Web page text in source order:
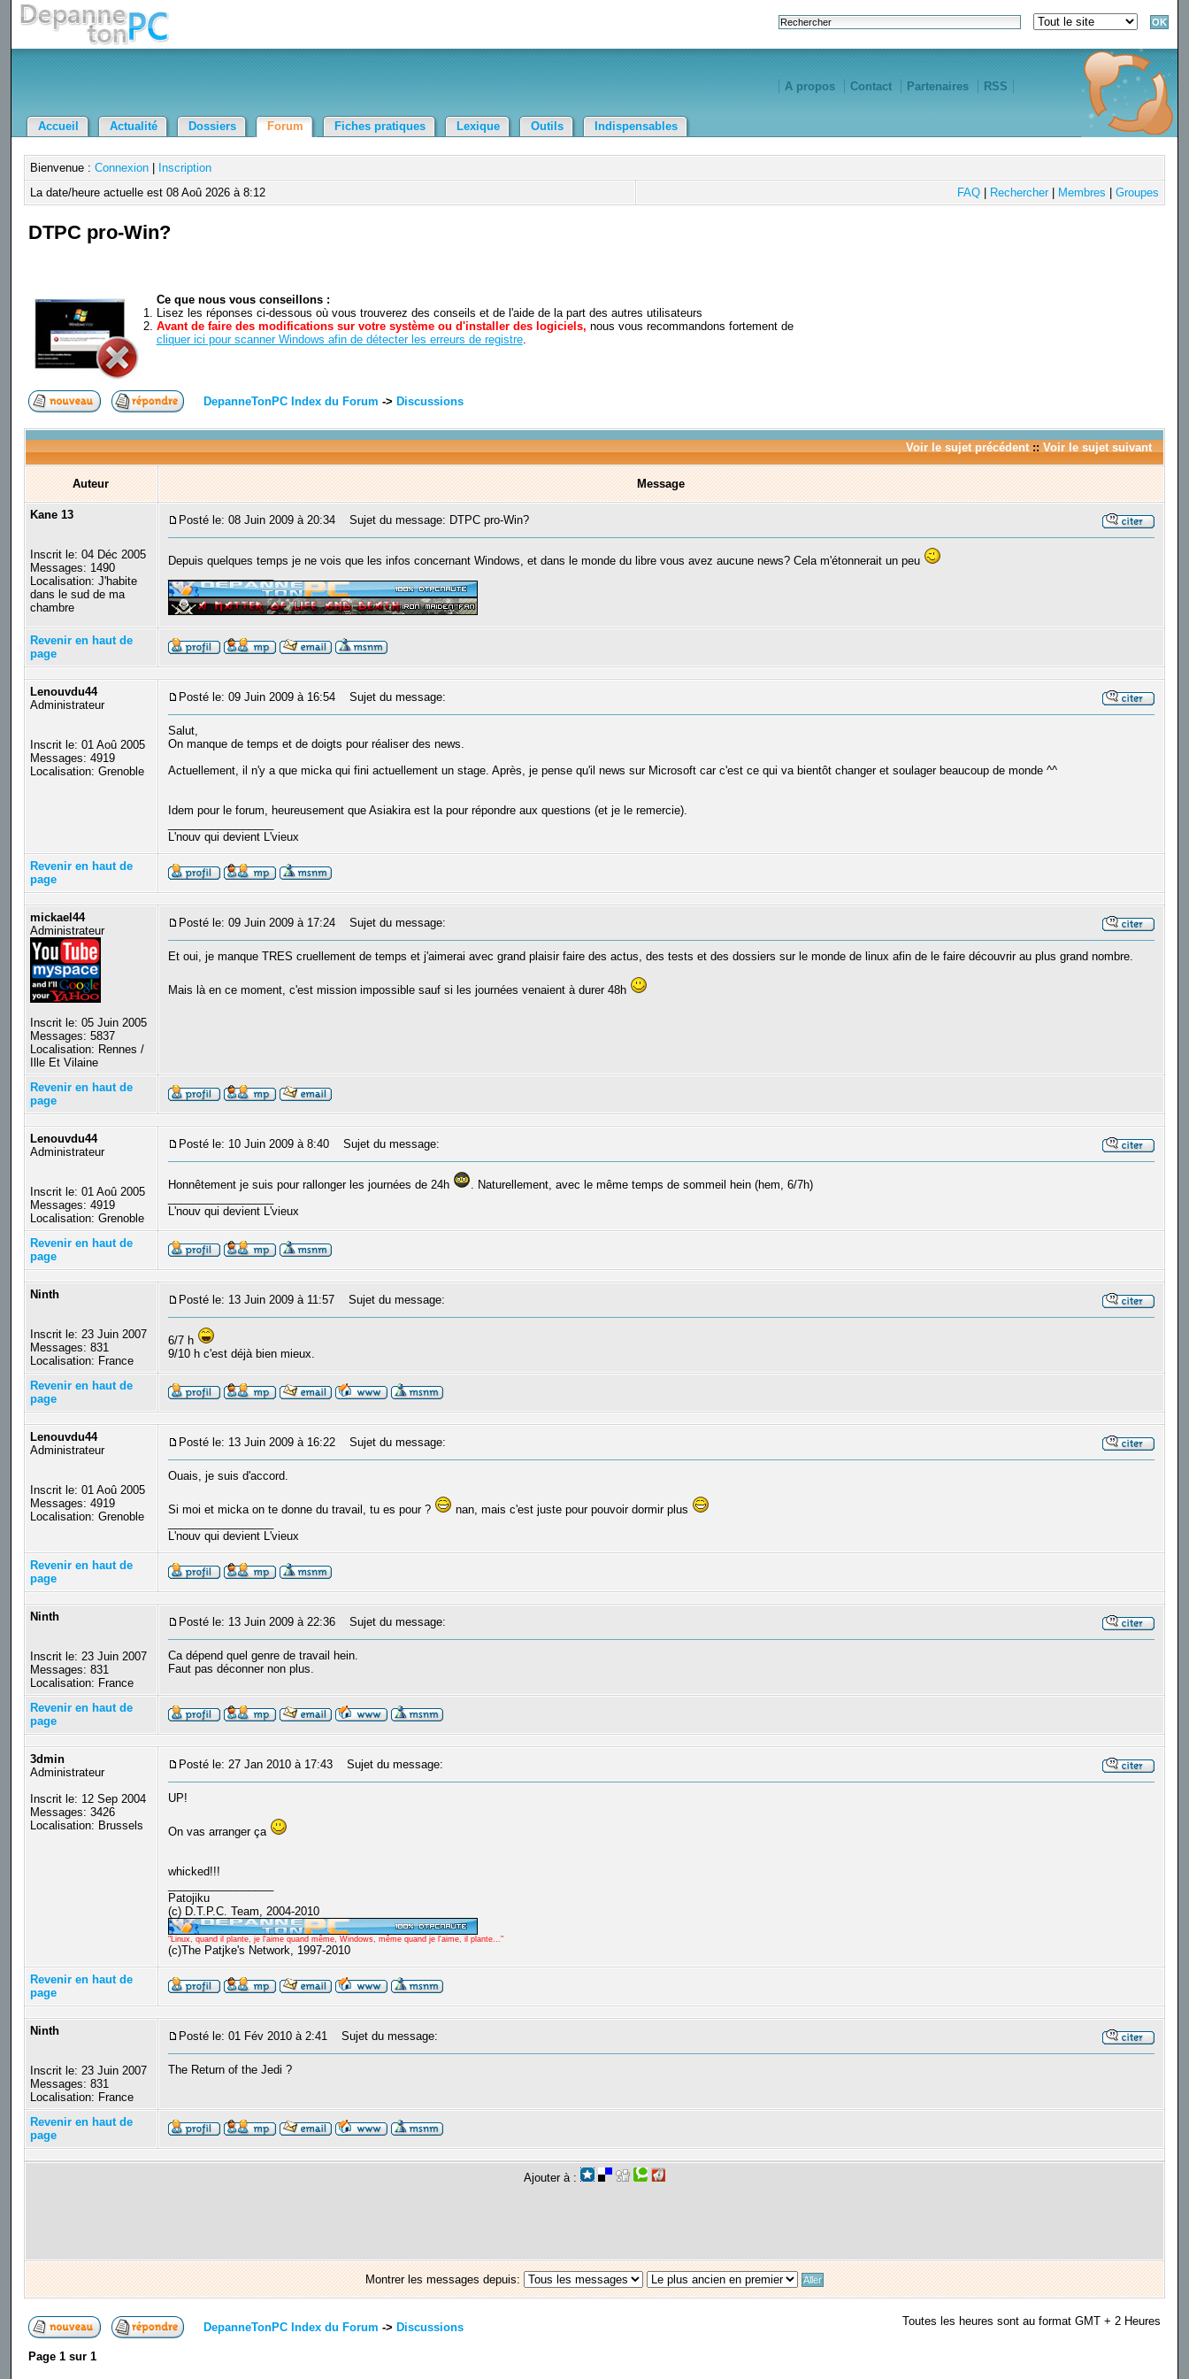
A propos Contact Partenaires RSS
Accueil Actualité Dossiers Forum Fiches pratiques Lexique Outils Indispensables
Bienvenue : Connexion|
Inscription
La date/heure actuelle est 08 Aoû 2026 à 8:12
FAQ| Rechercher| Membres Groupes
DTPC pro-Win?
Ce que nous vous conseillons :
Lisez les réponses ci-dessous où vous trouverez des conseils et de l'aide de la part des autres utilisateurs
Avant de faire des modifications sur votre système ou d'installer des logiciels, nous vous recommandons fortement de
cliquer ici pour scanner Windows afin de détecter les erreurs de registre.
DepanneTonPC Index du Forum -> Discussions
Voir le sujet précédent:: Voir le sujet suivant
Auteur Message
Kane 13
Inscrit le: 04 Déc 2005
Messages: 1490
Localisation: J'habite
dans le sud de ma
chambre
Posté le: 08 Juin 2009 à 20:34 Sujet du message: DTPC pro-Win?
Depuis quelques temps je ne vois que les infos concernant Windows, et dans le monde du libre vous avez aucune news? Cela m'étonnerait un peu
Revenir en haut de
page
Lenouvdu44
Administrateur
Inscrit le: 01 Aoû 2005
Messages: 4919
Localisation: Grenoble
Posté le: 09 Juin 2009 à 16:54 Sujet du message:
Salut,
On manque de temps et de doigts pour réaliser des news.
Actuellement, il n'y a que micka qui fini actuellement un stage. Après, je pense qu'il news sur Microsoft car c'est ce qui va bientôt changer et soulager beaucoup de monde ^^
Idem pour le forum, heureusement que Asiakira est la pour répondre aux questions (et je le remercie).
L'nouv qui devient L'vieux
Revenir en haut de
page
mickael44
Administrateur
Inscrit le: 05 Juin 2005
Messages: 5837
Localisation: Rennes /
Ille Et Vilaine
Posté le: 09 Juin 2009 à 17:24 Sujet du message:
Et oui, je manque TRES cruellement de temps et j'aimerai avec grand plaisir faire des actus, des tests et des dossiers sur le monde de linux afin de le faire découvrir au plus grand nombre.
Mais là en ce moment, c'est mission impossible sauf si les journées venaient à durer 48h
Revenir en haut de
page
Lenouvdu44
Administrateur
Inscrit le: 01 Aoû 2005
Messages: 4919
Localisation: Grenoble
Posté le: 10 Juin 2009 à 8:40 Sujet du message:
Honnêtement je suis pour rallonger les journées de 24h
. Naturellement, avec le même temps de sommeil hein (hem, 6/7h)
L'nouv qui devient L'vieux
Revenir en haut de
page
Ninth
Inscrit le: 23 Juin 2007
Messages: 831
Localisation: France
Posté le: 13 Juin 2009 à 11:57 Sujet du message:
6/7 h
9/10 h c'est déjà bien mieux.
Revenir en haut de
page
Lenouvdu44
Administrateur
Inscrit le: 01 Aoû 2005
Messages: 4919
Localisation: Grenoble
Posté le: 13 Juin 2009 à 16:22 Sujet du message:
Ouais, je suis d'accord.
Si moi et micka on te donne du travail, tu es pour ?
nan, mais c'est juste pour pouvoir dormir plus
L'nouv qui devient L'vieux
Revenir en haut de
page
Ninth
Inscrit le: 23 Juin 2007
Messages: 831
Localisation: France
Posté le: 13 Juin 2009 à 22:36 Sujet du message:
Ca dépend quel genre de travail hein.
Faut pas déconner non plus.
Revenir en haut de
page
3dmin
Administrateur
Inscrit le: 12 Sep 2004
Messages: 3426
Localisation: Brussels
Posté le: 27 Jan 2010 à 17:43 Sujet du message:
UP!
On vas arranger ça
whicked!!!
Patojiku
(c) D.T.P.C. Team, 2004-2010
"Linux, quand il plante, je l'aime quand même, Windows, même quand je l'aime, il plante..."
(c)The Patjke's Network, 1997-2010
Revenir en haut de
page
Ninth
Inscrit le: 23 Juin 2007
Messages: 831
Localisation: France
Posté le: 01 Fév 2010 à 2:41 Sujet du message:
The Return of the Jedi ?
Revenir en haut de
page
Ajouter à :
Montrer les messages depuis:
DepanneTonPC Index du Forum -> Discussions Toutes les heures sont au format GMT + 2 Heures
Page 1sur 1